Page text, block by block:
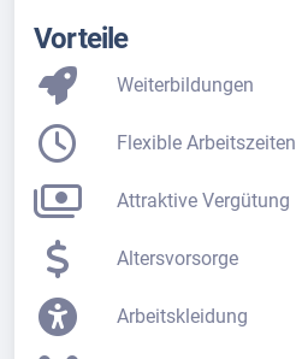
Vorteile
Weiterbildungen
Flexible Arbeitszeiten
Attraktive Vergütung
Altersvorsorge
Arbeitskleidung